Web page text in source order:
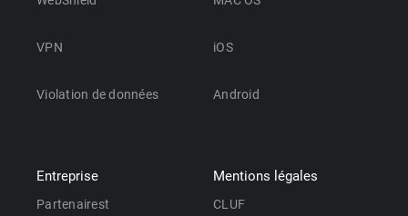
VPN
Violation de données
iOS
Android
Entreprise
Partenairest
Mentions légales
CLUF